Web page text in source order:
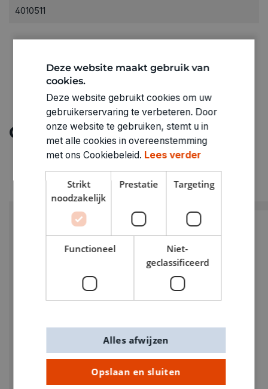
4010511
Ontdek meer
Deze website maakt gebruik van
cookies.
Deze website gebruikt cookies om uw
gebruikerservaring te verbeteren. Door
onze website te gebruiken, stemt u in
met alle cookies in overeenstemming
met ons Cookiebeleid. Lees verder
Strikt
noodzakelijk
Prestatie Targeting
Functioneel
Niet-
geclassificeerd
Opslaan en sluiten
Alles afwijzen